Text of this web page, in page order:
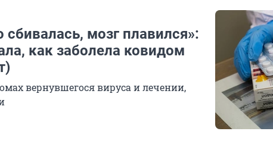
сбивалась, мозг плавился»:
как заболела ковидом
вернувшегося вируса и лечении,